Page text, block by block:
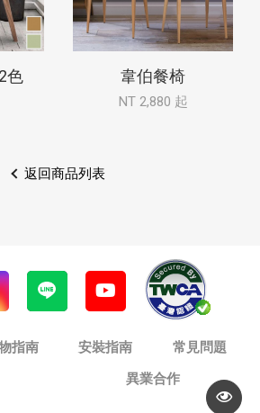
色 韋伯餐椅
NT 2,880 起
返回商品列表
指南 安裝指南
常見問題
異業合作